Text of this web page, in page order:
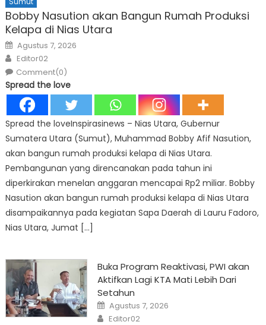
Bobby Nasution akan Bangun Rumah Produksi
Kelapa di Nias Utara
Posted
on
Agustus 7, 2026
Author
Editor02
Comment(0)
Spread the love
Spread the loveInspirasinews – Nias Utara, Gubernur
Sumatera Utara (Sumut), Muhammad Bobby Afif Nasution,
akan bangun rumah produksi kelapa di Nias Utara.
Pembangunan yang direncanakan pada tahun ini
diperkirakan menelan anggaran mencapai Rp2 miliar. Bobby
Nasution akan bangun rumah produksi kelapa di Nias Utara
disampaikannya pada kegiatan Sapa Daerah di Lauru Fadoro,
Nias Utara, Jumat […]
Buka Program Reaktivasi, PWI akan
Aktifkan Lagi KTA Mati Lebih Dari
Setahun
Posted
on
Agustus 7, 2026
Author
Editor02